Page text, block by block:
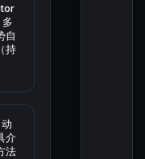
自
持
介
法